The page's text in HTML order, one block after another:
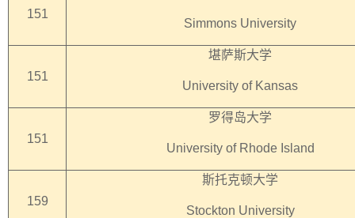
151
Simmons University
151
堪萨斯大学
University of Kansas
151
罗得岛大学
University of Rhode Island
159
斯托克顿大学
Stockton University